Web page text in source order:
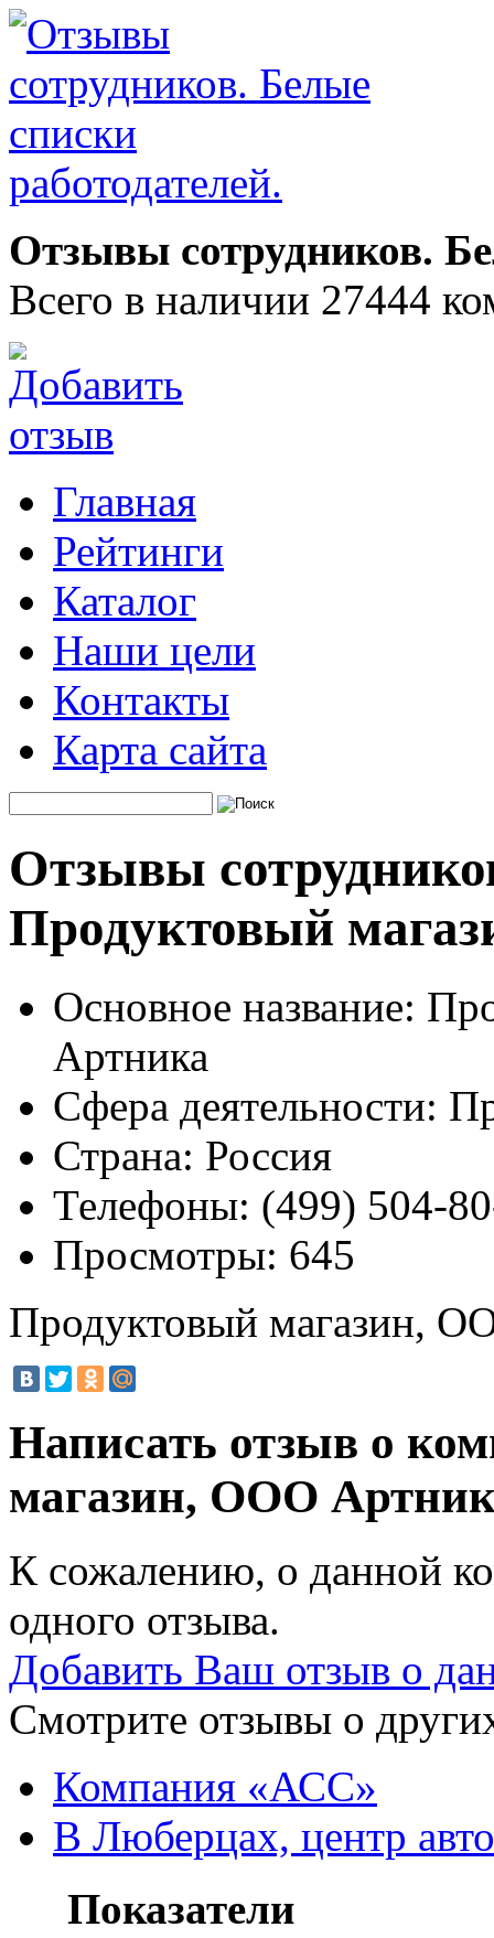
Отзывы сотрудников.
Всего в наличии 27444
Главная
Рейтинги
Каталог
Наши цели
Контакты
Карта сайта
Отзывы
Продуктовый
Основное название:
Артника
Сфера деятельности:
Страна: Россия
Телефоны: (499) 504-
Просмотры: 645
Продуктовый магазин,
Написать отзыв о
магазин, ООО
К сожалению, о данной
одного отзыва.
Добавить Ваш отзыв о
Смотрите отзывы о
Компания «АСС»
В Люберцах, центр
Показатели